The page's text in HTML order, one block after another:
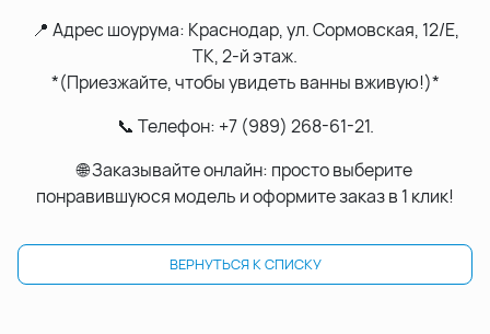
📍 Адрес шоурума: Краснодар, ул. Сормовская, 12/Е,
ТК, 2-й этаж.
*(Приезжайте, чтобы увидеть ванны вживую!)*
📞 Телефон: +7 (989) 268-61-21.
🌐 Заказывайте онлайн: просто выберите
понравившуюся модель и оформите заказ в 1 клик!
ВЕРНУТЬСЯ К СПИСКУ